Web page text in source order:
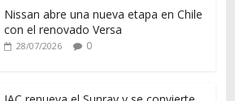
Nissan abre una nueva etapa en Chile
con el renovado Versa
28/07/2026 0